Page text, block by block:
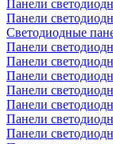
Панели
Панели
Светодиодные
Панели
Панели
Панели
Панели
Панели
Панели
Панели